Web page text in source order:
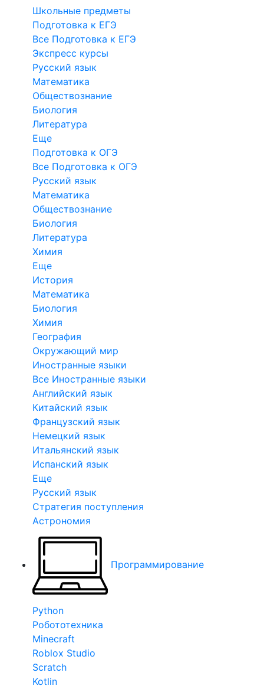
Школьные предметы
Подготовка к ЕГЭ
Все Подготовка к ЕГЭ
Экспресс курсы
Русский язык
Математика
Обществознание
Биология
Литература
Еще
Подготовка к ОГЭ
Все Подготовка к ОГЭ
Русский язык
Математика
Обществознание
Биология
Литература
Химия
Еще
История
Математика
Биология
Химия
География
Окружающий мир
Иностранные языки
Все Иностранные языки
Английский язык
Китайский язык
Французский язык
Немецкий язык
Итальянский язык
Испанский язык
Еще
Русский язык
Стратегия поступления
Астрономия
Программирование
Python
Робототехника
Minecraft
Roblox Studio
Scratch
Kotlin